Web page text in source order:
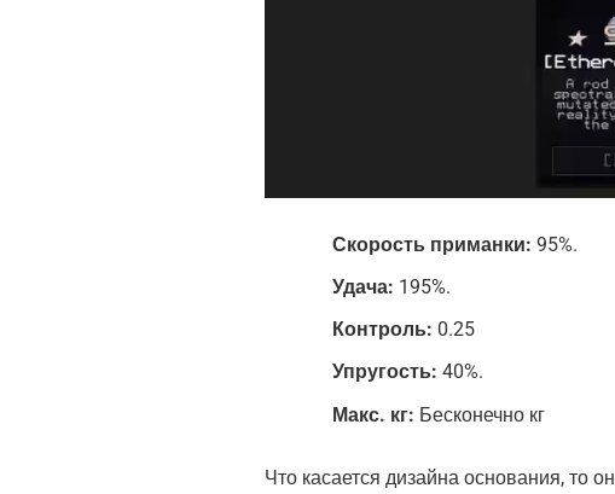
Скорость приманки: 95%.
Удача: 195%.
Контроль: 0.25
Упругость: 40%.
Макс. кг: Бесконечно кг
Что касается дизайна основания, то